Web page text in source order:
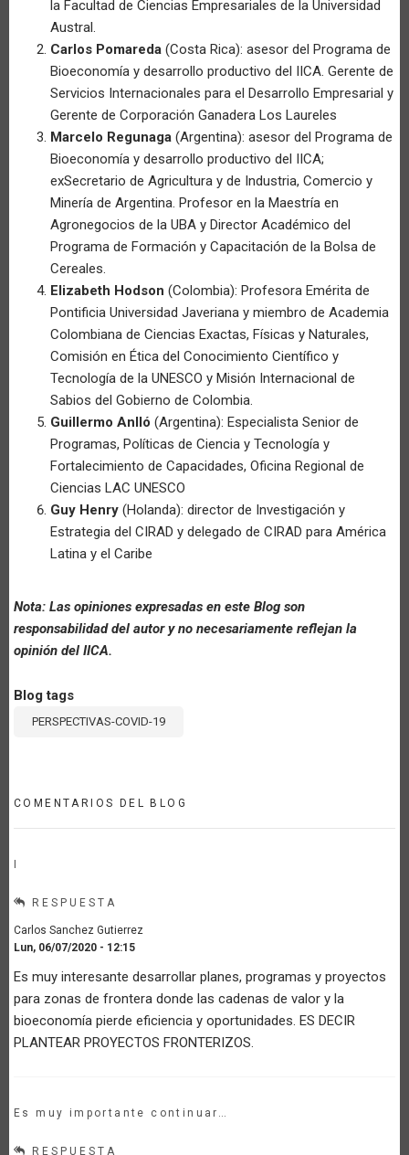
la Facultad de Ciencias Empresariales de la Universidad
Austral.
Carlos Pomareda (Costa Rica): asesor del Programa de
Bioeconomía y desarrollo productivo del IICA. Gerente de
Servicios Internacionales para el Desarrollo Empresarial y
Gerente de Corporación Ganadera Los Laureles
Marcelo Regunaga (Argentina): asesor del Programa de
Bioeconomía y desarrollo productivo del IICA;
exSecretario de Agricultura y de Industria, Comercio y
Minería de Argentina. Profesor en la Maestría en
Agronegocios de la UBA y Director Académico del
Programa de Formación y Capacitación de la Bolsa de
Cereales.
Elizabeth Hodson (Colombia): Profesora Emérita de
Pontificia Universidad Javeriana y miembro de Academia
Colombiana de Ciencias Exactas, Físicas y Naturales,
Comisión en Ética del Conocimiento Científico y
Tecnología de la UNESCO y Misión Internacional de
Sabios del Gobierno de Colombia.
Guillermo Anlló (Argentina): Especialista Senior de
Programas, Políticas de Ciencia y Tecnología y
Fortalecimiento de Capacidades, Oficina Regional de
Ciencias LAC UNESCO
Guy Henry (Holanda): director de Investigación y
Estrategia del CIRAD y delegado de CIRAD para América
Latina y el Caribe
Nota: Las opiniones expresadas en este Blog son
responsabilidad del autor y no necesariamente reflejan la
opinión del IICA.
Blog tags
PERSPECTIVAS-COVID-19
COMENTARIOS DEL BLOG
I
RESPUESTA
Carlos Sanchez Gutierrez
Lun, 06/07/2020 - 12:15
Es muy interesante desarrollar planes, programas y proyectos
para zonas de frontera donde las cadenas de valor y la
bioeconomía pierde eficiencia y oportunidades. ES DECIR
PLANTEAR PROYECTOS FRONTERIZOS.
Es muy importante continuar…
RESPUESTA